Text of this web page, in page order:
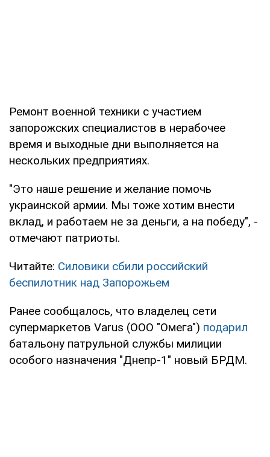
Ремонт военной техники с участием
запорожских специалистов в нерабочее
время и выходные дни выполняется на
нескольких предприятиях.
"Это наше решение и желание помочь
украинской армии. Мы тоже хотим внести
вклад, и работаем не за деньги, а на победу", -
отмечают патриоты.
Читайте: Силовики сбили российский
беспилотник над Запорожьем
Ранее сообщалось, что владелец сети
супермаркетов Varus (ООО "Омега") подарил
батальону патрульной службы милиции
особого назначения "Днепр-1" новый БРДМ.